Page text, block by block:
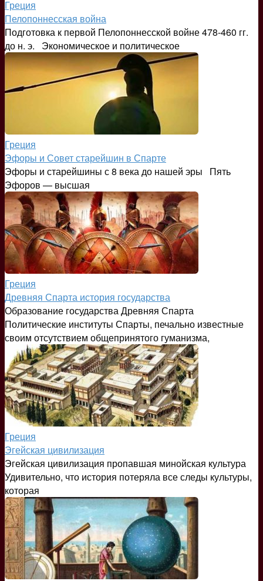
Греция
Пелопоннесская война
Подготовка к первой Пелопоннесской войне 478-460 гг.
до н. э. Экономическое и политическое
Греция
Эфоры и Совет старейшин в Спарте
Эфоры и старейшины с 8 века до нашей эры Пять
Эфоров — высшая
Греция
Древняя Спарта история государства
Образование государства Древняя Спарта
Политические институты Спарты, печально известные
своим отсутствием общепринятого гуманизма,
Греция
Эгейская цивилизация
Эгейская цивилизация пропавшая минойская культура
Удивительно, что история потеряла все следы культуры,
которая